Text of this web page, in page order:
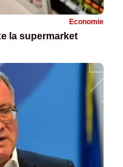
Economie
la supermarket